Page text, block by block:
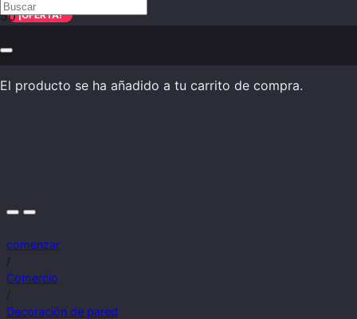
El producto se ha añadido a tu carrito de compra.
comenzar
/
Comercio
/
Decoración de pared
¡OFERTA!